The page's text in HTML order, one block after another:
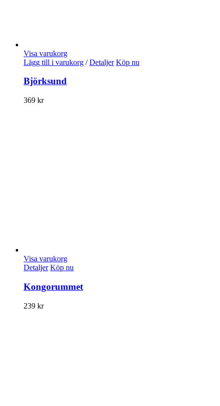
Visa varukorg
Lägg till i varukorg / Detaljer Köp nu
Björksund
369 kr
Visa varukorg
Detaljer Köp nu
Kongorummet
239 kr